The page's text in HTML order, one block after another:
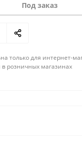
Под заказ
только для интернет-
в розничных магазинах